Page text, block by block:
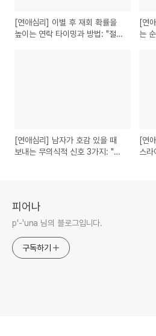
[연애심리] 이별 후 재회 확률을
높이는 연락 타이밍과 방법: "절대
[연
는
[연애심리] 남자가 호감 있을 때
보내는 무의식적 신호 3가지: "설
[연
스
피어나
p'-'una 님의 블로그입니다.
구독하기